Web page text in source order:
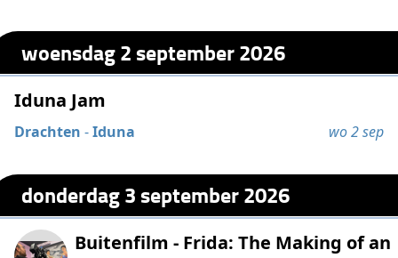
woensdag 2 september 2026
Iduna Jam
Drachten -Iduna wo 2 sep
donderdag 3 september 2026
Buitenfilm - Frida: The Making of an